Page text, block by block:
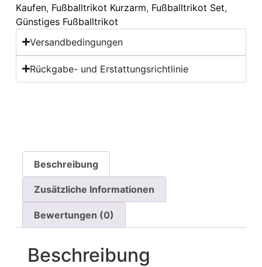
Kaufen, Fußballtrikot Kurzarm, Fußballtrikot Set,
Günstiges Fußballtrikot
Versandbedingungen
Rückgabe- und Erstattungsrichtlinie
Beschreibung
Zusätzliche Informationen
Bewertungen (0)
Beschreibung